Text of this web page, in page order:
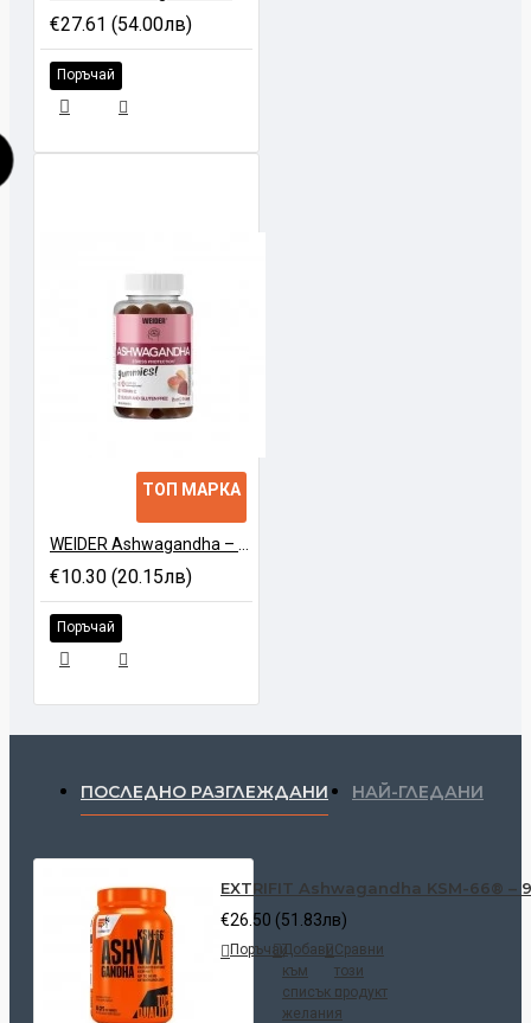
€27.61 (54.00лв)
Поръчай
ТОП МАРКА
WEIDER Ashwagandha – 40 gum
€10.30 (20.15лв)
Поръчай
ПОСЛЕДНО РАЗГЛЕЖДАНИ НАЙ-ГЛЕДАНИ
EXTRIFIT Ashwagandha KSM-66® –
€26.50 (51.83лв)
ПоръчайДобави
към
списък с
желания
Сравни
този
продукт